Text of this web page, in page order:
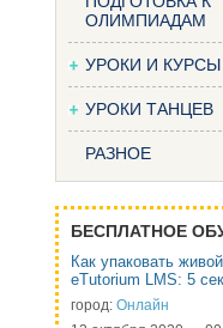
ОЛИМПИАДАМ
УРОКИ И
УРОКИ ТАНЦЕВ
РАЗНОЕ
БЕСПЛАТНОЕ
Как упаковать
eTutorium LMS: 5
город: Онлайн